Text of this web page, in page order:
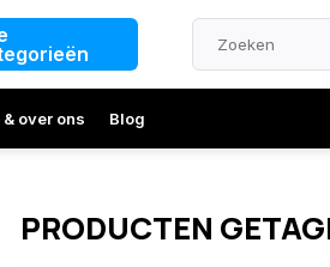
& over ons Blog
PRODUCTEN